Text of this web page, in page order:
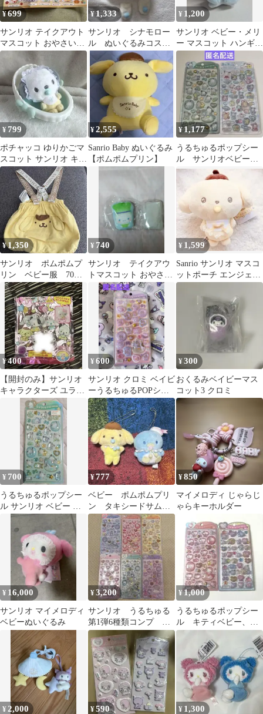
¥699
サンリオ テイクアウト
マスコット おやさい・
ベビーver. ポチャッコ
¥1,333
サンリオ シナモロー
ル ぬいぐるみコスチ
ューム エンジョイア
イドル ベビー
¥ 1,200
サンリオ ベビー・メリ
ー マスコット ハンギョ
ドン
¥ 799
ポチャッコ ゆりかごマ
スコット サンリオ キー
ホルダー ベビー ぬいぐ
るみ
¥2,555
Sanrio Baby ぬいぐるみ
【ポムポムプリン】
¥1,177
うるちゅるポップシー
ル サンリオベビー
ポチャッコ ポムポム
プリン シナモロール
¥1,350
サンリオ ポムポムプ
リン ベビー服 70〜
80サイズ サスペンダ
ー付きブルマ
¥ 740
サンリオ テイクアウ
トマスコット おやさい
ベビーver. シナモロー
¥ 1,599
Sanrio サンリオ マスコ
ットポーチ エンジェル
ベイビー ポムポムプリ
¥400
【開封のみ】サンリオ
キャラクターズ ユラユ
ラベビー ポチャッコ シ
¥600
サンリオ クロミ ベイビ
ーうるちゅるPOPシー
ル
¥300
おくるみベイビーマス
コット3 クロミ
¥ 700
うるちゅるポップシー
ル サンリオ ベビー ポ
チャッコ 正規品 うるち
ゅる シール
¥777
ベビー ポムポムプリ
ン タキシードサムぬ
いぐるみ ハイチェア無
¥850
マイメロディ じゃらじ
ゃらキーホルダー
¥ 16,000
サンリオ マイメロディ
ベビーぬいぐるみ
¥3,200
サンリオ うるちゅる
第1弾6種類コンプ ベ
ビー まとめ売り
¥1,000
うるちゅるポップシー
ル キティベビー、サ
ンリオ白猫ベビー
¥ 2,000 ¥590 ¥ 1,300